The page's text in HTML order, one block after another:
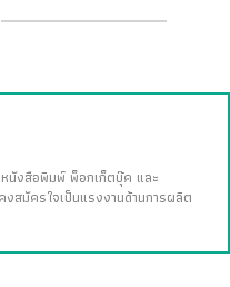
นังสือพิมพ์ พ็อกเก็ตบุ๊ค และ
สมัครใจเป็นแรงงานด้านการผลิต